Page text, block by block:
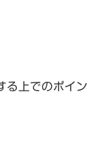
る上でのポイン